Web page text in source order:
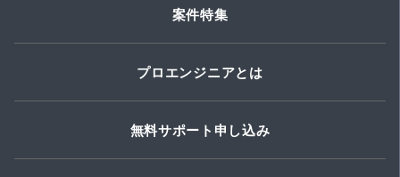
案件特集
プロエンジニアとは
無料サポート申し込み